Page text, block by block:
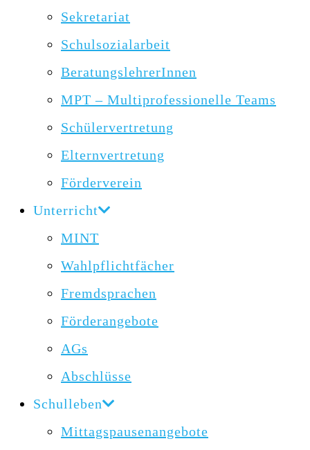
Sekretariat
Schulsozialarbeit
BeratungslehrerInnen
MPT – Multiprofessionelle Teams
Schülervertretung
Elternvertretung
Förderverein
Unterricht
MINT
Wahlpflichtfächer
Fremdsprachen
Förderangebote
AGs
Abschlüsse
Schulleben
Mittagspausenangebote